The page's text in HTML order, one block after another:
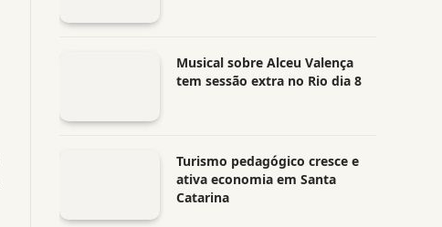
Musical sobre Alceu Valença
tem sessão extra no Rio dia 8
Turismo pedagógico cresce e
ativa economia em Santa
Catarina